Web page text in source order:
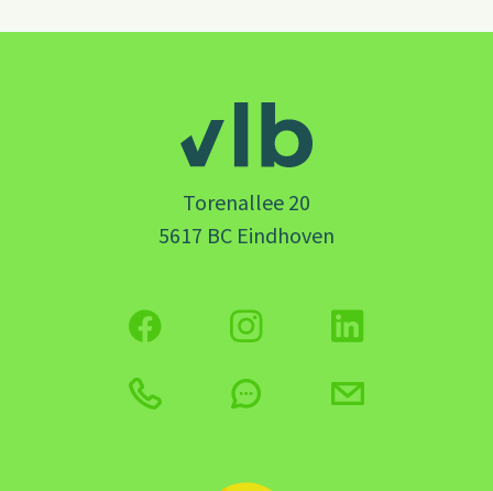
Torenallee 20
5617 BC Eindhoven